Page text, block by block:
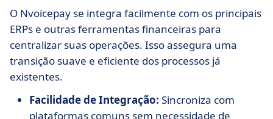
O Nvoicepay se integra facilmente com os principais
ERPs e outras ferramentas financeiras para
centralizar suas operações. Isso assegura uma
transição suave e eficiente dos processos já
existentes.
Facilidade de Integração: Sincroniza com
plataformas comuns sem necessidade de